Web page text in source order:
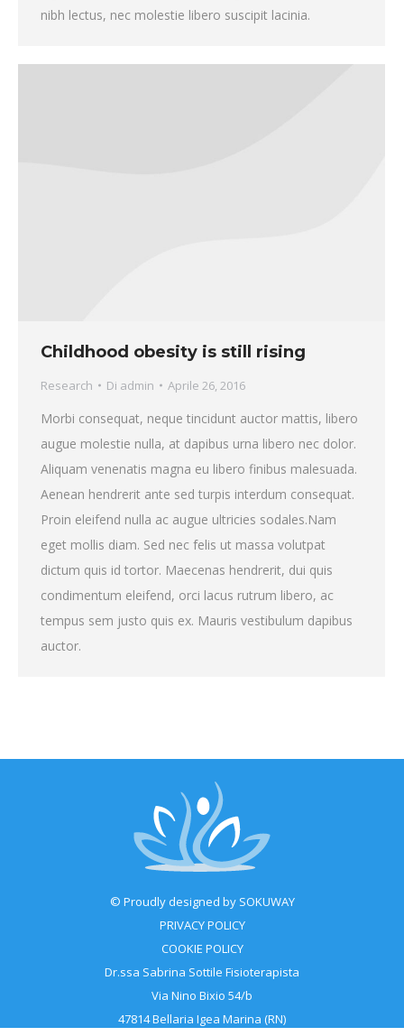
nibh lectus, nec molestie libero suscipit lacinia.
Childhood obesity is still rising
Research Di admin Aprile 26, 2016
Morbi consequat, neque tincidunt auctor mattis, libero
augue molestie nulla, at dapibus urna libero nec dolor.
Aliquam venenatis magna eu libero finibus malesuada.
Aenean hendrerit ante sed turpis interdum consequat.
Proin eleifend nulla ac augue ultricies sodales.Nam
eget mollis diam. Sed nec felis ut massa volutpat
dictum quis id tortor. Maecenas hendrerit, dui quis
condimentum eleifend, orci lacus rutrum libero, ac
tempus sem justo quis ex. Mauris vestibulum dapibus
auctor.
© Proudly designed by SOKUWAY
PRIVACY POLICY
COOKIE POLICY
Dr.ssa Sabrina Sottile Fisioterapista
Via Nino Bixio 54/b
47814 Bellaria Igea Marina (RN)